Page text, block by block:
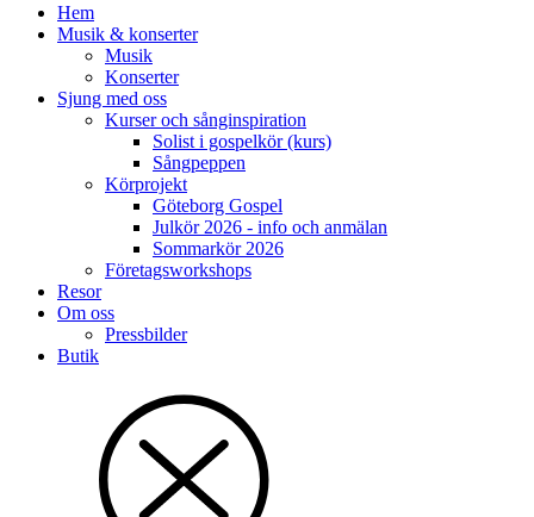
Hem
Musik & konserter
Musik
Konserter
Sjung med oss
Kurser och sånginspiration
Solist i gospelkör (kurs)
Sångpeppen
Körprojekt
Göteborg Gospel
Julkör 2026 - info och anmälan
Sommarkör 2026
Företagsworkshops
Resor
Om oss
Pressbilder
Butik